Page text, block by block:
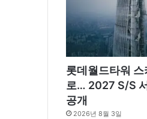
롯데월드타워 스
로… 2027 S/S
공개
2026년 8월 3일